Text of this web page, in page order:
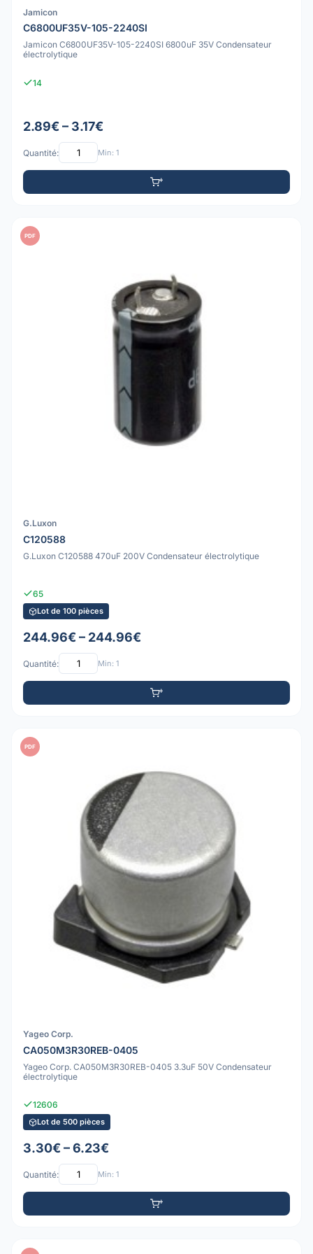
Jamicon
C6800UF35V-105-2240SI
Jamicon C6800UF35V-105-2240SI 6800uF 35V Condensateur
électrolytique
14
2.89€ – 3.17€
Quantité: Min: 1
PDF
G.Luxon
C120588
G.Luxon C120588 470uF 200V Condensateur électrolytique
65
Lot de 100 pièces
244.96€ – 244.96€
Quantité: Min: 1
PDF
Yageo Corp.
CA050M3R30REB-0405
Yageo Corp. CA050M3R30REB-0405 3.3uF 50V Condensateur
électrolytique
12606
Lot de 500 pièces
3.30€ – 6.23€
Quantité: Min: 1